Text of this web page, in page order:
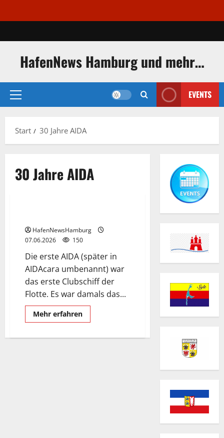
Inhalt
HafenNews Hamburg und mehr…
Primäres
EVENTS
Start 30 Jahre AIDA
30 Jahre AIDA
30 Jahre AIDA
AIDAcara
HafenNewsHamburg
07.06.2026
150
Die erste AIDA (später in
AIDAcara umbenannt) war
das erste Clubschiff der
Flotte. Es war damals das...
Mehr erfahrenMehr
Informationen
Jahre